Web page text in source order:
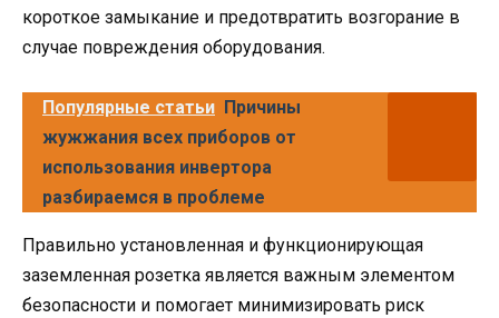
короткое замыкание и предотвратить возгорание в
случае повреждения оборудования.
Популярные статьи Причины
жужжания всех приборов от
использования инвертора
разбираемся в проблеме
Правильно установленная и функционирующая
заземленная розетка является важным элементом
безопасности и помогает минимизировать риск